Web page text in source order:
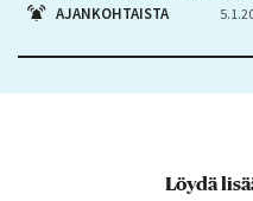
AJANKOHTAISTA
Löydä